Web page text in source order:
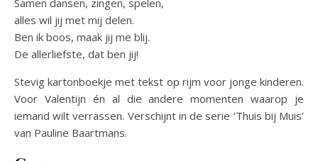
alles wil jij met mij delen.
Ben ik boos, maak jij me blij.
De allerliefste, dat ben jij!
Stevig kartonboekje met tekst op rijm voor jonge kinderen.
Voor Valentijn én al die andere momenten waarop je
iemand wilt verrassen. Verschijnt in de serie ‘Thuis bij Muis’
van Pauline Baartmans.